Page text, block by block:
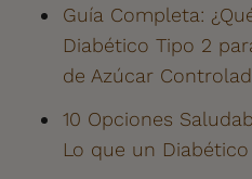
Guía Completa:
Diabético Tipo 2
de Azúcar
10 Opciones
Lo que un